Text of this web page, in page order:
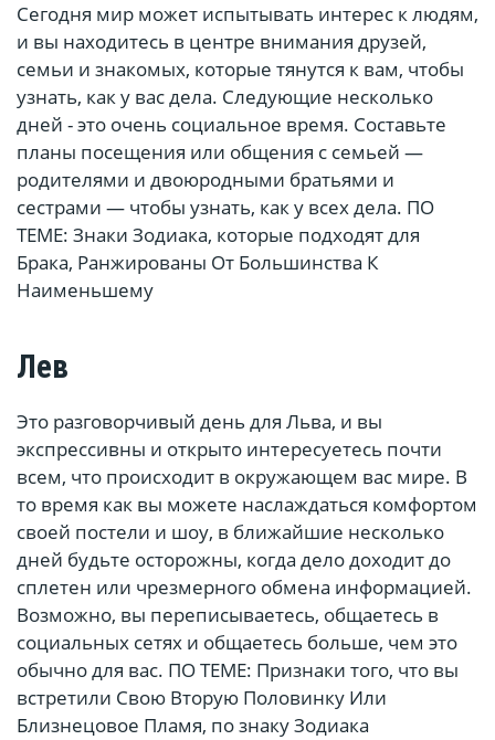
Сегодня мир может испытывать интерес к людям,
и вы находитесь в центре внимания друзей,
семьи и знакомых, которые тянутся к вам, чтобы
узнать, как у вас дела. Следующие несколько
дней - это очень социальное время. Составьте
планы посещения или общения с семьей —
родителями и двоюродными братьями и
сестрами — чтобы узнать, как у всех дела. ПО
ТЕМЕ: Знаки Зодиака, которые подходят для
Брака, Ранжированы От Большинства К
Наименьшему
Лев
Это разговорчивый день для Льва, и вы
экспрессивны и открыто интересуетесь почти
всем, что происходит в окружающем вас мире. В
то время как вы можете наслаждаться комфортом
своей постели и шоу, в ближайшие несколько
дней будьте осторожны, когда дело доходит до
сплетен или чрезмерного обмена информацией.
Возможно, вы переписываетесь, общаетесь в
социальных сетях и общаетесь больше, чем это
обычно для вас. ПО ТЕМЕ: Признаки того, что вы
встретили Свою Вторую Половинку Или
Близнецовое Пламя, по знаку Зодиака